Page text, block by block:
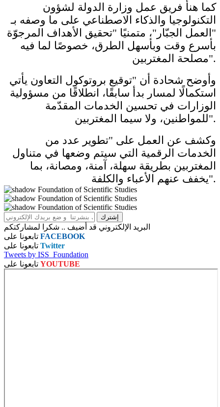
كما هنأ فريق عمل وزارة الدولة لشؤون
التكنولوجيا والذكاء الاصطناعي على ما وصفه بـ
"العمل الجبّار"، متمنيًا "تحقيق الأهداف المرجوّة
بأسرع وقت وبأسهل الطرق، خصوصًا لما فيه
مصلحة المغتربين".
وأوضح شحادة أن "توقيع بروتوكول التعاون يأتي
استكمالًا لمسار بدأ سابقًا، انطلاقًا من مسؤولية
الوزارات في تحسين الخدمات المقدّمة
للمواطنين، ولا سيما المغتربين".
وكشف عن العمل على "تطوير عدد من
الخدمات الرقمية التي سيتم وضعها في متناول
المغتربين بطريقة سهلة، آمنة، ومصانة، بما
يخفف عنهم الأعباء والكلفة".
البريد الإلكتروني قد أضيف .. شكرا لمشاركتكم
FACEBOOK
Twitter
Tweets by ISS_Foundation
YOUTUBE